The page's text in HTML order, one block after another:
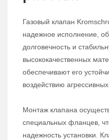
Газовый клапан
надежное исполнение,
долговечность и
высококачественных
обеспечивают его
воздействию агрессивных
Монтаж клапана
специальных фланцев,
надежность установки.